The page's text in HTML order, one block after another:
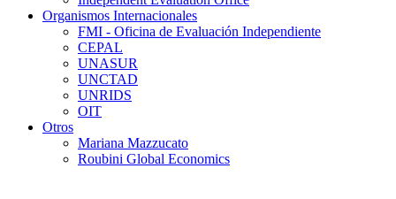
Organismos Internacionales
FMI - Oficina de Evaluación Independiente
CEPAL
UNASUR
UNCTAD
UNRIDS
OIT
Otros
Mariana Mazzucato
Roubini Global Economics